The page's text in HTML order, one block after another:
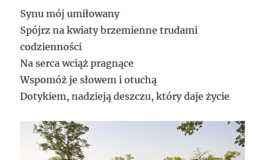
Synu mój umiłowany
Spójrz na kwiaty brzemienne trudami
codzienności
Na serca wciąż pragnące
Wspomóż je słowem i otuchą
Dotykiem, nadzieją deszczu, który daje życie